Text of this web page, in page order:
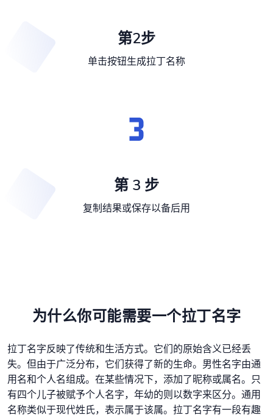
第2步
单击按钮生成拉丁名称
第 3 步
复制结果或保存以备后用
为什么你可能需要一个拉丁名字
拉丁名字反映了传统和生活方式。它们的原始含义已经丢
失。但由于广泛分布，它们获得了新的生命。男性名字由通
用名和个人名组成。在某些情况下，添加了昵称或属名。只
有四个儿子被赋予个人名字，年幼的则以数字来区分。通用
名称类似于现代姓氏，表示属于该属。拉丁名字有一段有趣